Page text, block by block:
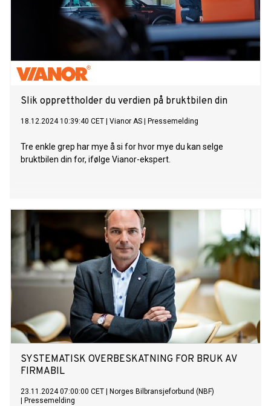
Slik opprettholder du verdien på bruktbilen din
18.12.2024 10:39:40 CET Vianor AS Pressemelding
Tre enkle grep har mye å si for hvor mye du kan selge
bruktbilen din for, ifølge Vianor-ekspert.
SYSTEMATISK OVERBESKATNING FOR BRUK AV
FIRMABIL
23.11.2024 07:00:00 CET
Norges Bilbransjeforbund (NBF)
Pressemelding